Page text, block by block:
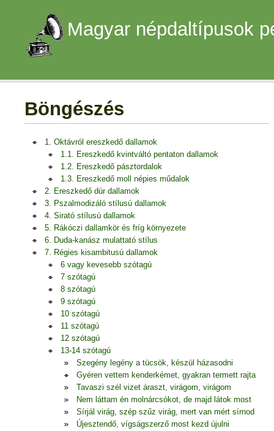
Magyar népdaltípusok
Böngészés
1. Oktávról ereszkedő dallamok
1.1. Ereszkedő kvintváltó pentaton dallamok
1.2. Ereszkedő pásztordalok
1.3. Ereszkedő moll népies műdalok
2. Ereszkedő dúr dallamok
3. Pszalmodizáló stílusú dallamok
4. Sirató stílusú dallamok
5. Rákóczi dallamkör és fríg környezete
6. Duda-kanász mulattató stílus
7. Régies kisambitusú dallamok
6 vagy kevesebb szótagú
7 szótagú
8 szótagú
9 szótagú
10 szótagú
11 szótagú
12 szótagú
13-14 szótagú
Szegény legény a tücsök, készül házasodni
Gyéren vettem kenderkémet, gyakran termett rajta
Tavaszi szél vizet áraszt, virágom, virágom
Nem láttam én molnárcsókot, de majd látok most
Sírjál virág, szép szűz virág, mert van mért sírnod
Újesztendő, vígságszerző most kezd újulni